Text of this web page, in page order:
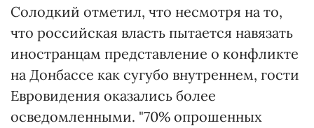
Солодкий отметил, что несмотря на то,
что российская власть пытается навязать
иностранцам представление о конфликте
на Донбассе как сугубо внутреннем, гости
Евровидения оказались более
осведомленными. "70% опрошенных